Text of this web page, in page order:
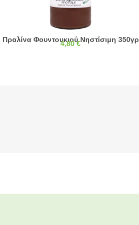
Πραλίνα Φουντουκιού Νηστίσιμη 350γρ
4,80€